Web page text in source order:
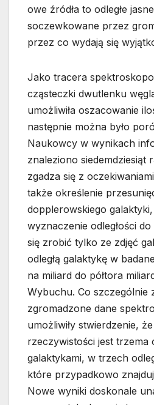
owe źródła to odległe
soczewkowane przez
przez co wydają się
Jako tracera
cząsteczki dwutlenku
umożliwiła oszacowanie
następnie można było
Naukowcy w wynikach
znaleziono siedemdziesiąt
zgadza się z
także określenie
dopplerowskiego
wyznaczenie odległości
się zrobić tylko ze zdjęć
odległą galaktykę w
na miliard do półtora
Wybuchu. Co szczególnie
zgromadzone dane
umożliwiły stwierdzenie,
rzeczywistości jest trzema
galaktykami, w trzech
które przypadkowo
Nowe wyniki doskonale